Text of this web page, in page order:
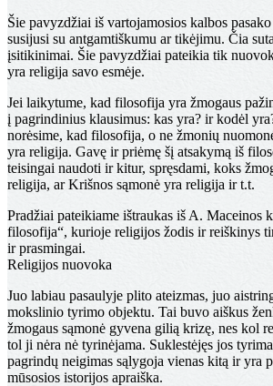
Šie pavyzdžiai iš vartojamosios kalbos
susijusi su antgamtiškumu ar tikėjimu. Čia
įsitikinimai. Šie pavyzdžiai pateikia tik
yra religija savo esmėje.
Jei laikytume, kad filosofija yra žmogaus
į pagrindinius klausimus: kas yra? ir kodėl
norėsime, kad filosofija, o ne žmonių
yra religija. Gavę ir priėmę šį atsakymą iš
teisingai naudoti ir kitur, spręsdami, koks
religija, ar Krišnos sąmonė yra religija ir t.t.
Pradžiai pateikiame ištraukas iš A. Maceinos
filosofija“, kurioje religijos žodis ir reiškinys
ir prasmingai.
Religijos nuovoka
Juo labiau pasaulyje plito ateizmas, juo
mokslinio ty­rimo objektu. Tai buvo aiškus
žmo­gaus sąmonė gyvena gilią krizę, nes kol
tol ji nėra nė tyrinėjama. Suklestėjęs jos
pagrindų neigimas sąlygoja vienas ki­tą ir yra
mūsosios istorijos apraiška.